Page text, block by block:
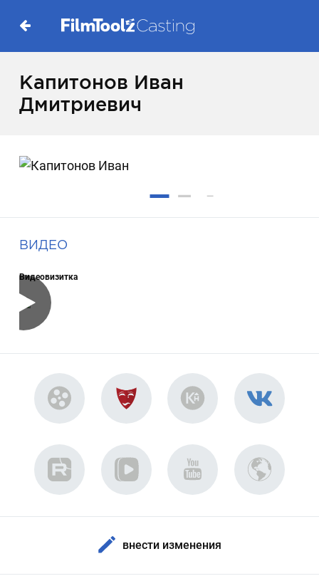
Капитонов Иван
Дмитриевич
ВИДЕО
Видеовизитка
внести изменения